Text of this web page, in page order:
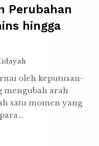
Perubahan
hingga
oleh keputusan-
mengubah arah
satu momen yang